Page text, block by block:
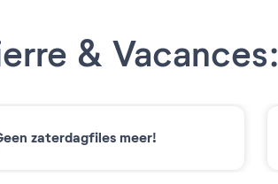
& Vacances:
zaterdagfiles meer!